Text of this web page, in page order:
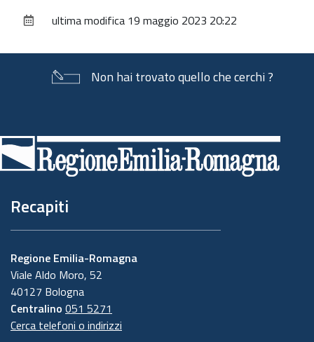
documentoultima modifica 19 maggio 2023 20:22
Non hai trovato quello che cerchi ?
di
pagina
Recapiti
Regione Emilia-Romagna
Viale Aldo Moro, 52
40127 Bologna
Centralino 051 5271
Cerca telefoni o indirizzi